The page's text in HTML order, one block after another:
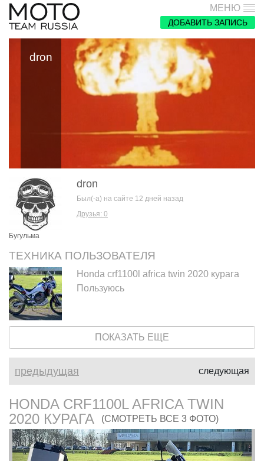
МЕНЮ
ДОБАВИТЬ ЗАПИСЬ
dron
Бугульма
dron
Был(-а) на сайте 12 дней назад
Друзья: 0
ТЕХНИКА ПОЛЬЗОВАТЕЛЯ
Honda crf1100l africa twin 2020 курага
Пользуюсь
ПОКАЗАТЬ ЕЩЕ
предыдущая следующая
HONDA CRF1100L AFRICA TWIN
2020 КУРАГА
(СМОТРЕТЬ ВСЕ 3 ФОТО)